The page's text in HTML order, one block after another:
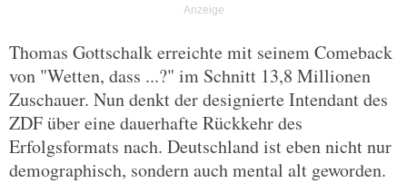
Thomas Gottschalk erreichte mit seinem Comeback
von "Wetten, dass ...?" im Schnitt 13,8 Millionen
Zuschauer. Nun denkt der designierte Intendant des
ZDF über eine dauerhafte Rückkehr des
Erfolgsformats nach. Deutschland ist eben nicht nur
demographisch, sondern auch mental alt geworden.